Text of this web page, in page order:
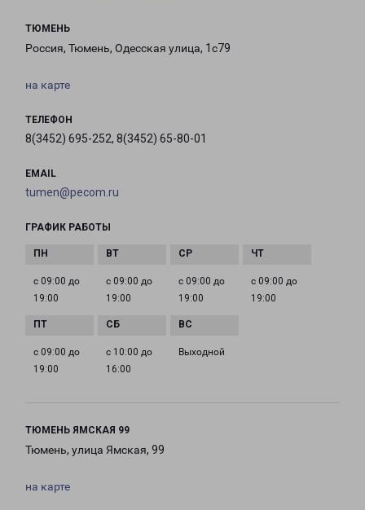
ТЮМЕНЬ
Россия, Тюмень, Одесская улица, 1с79
на карте
ТЕЛЕФОН
8(3452) 695-252, 8(3452) 65-80-01
EMAIL
tumen@pecom.ru
ГРАФИК РАБОТЫ
с 09:00 до
19:00
с 09:00 до
19:00
с 09:00 до
19:00
с 09:00 до
19:00
с 09:00 до
19:00
с 10:00 до
16:00
Выходной
ТЮМЕНЬ ЯМСКАЯ 99
Тюмень, улица Ямская, 99
на карте